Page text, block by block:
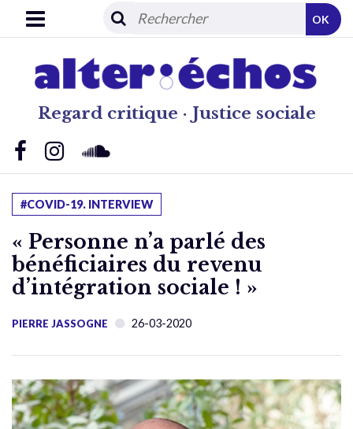
Regard critique · Justice sociale
OK
#COVID-19. INTERVIEW
« Personne n’a parlé des
bénéficiaires du revenu
d’intégration sociale ! »
PIERRE JASSOGNE 26-03-2020